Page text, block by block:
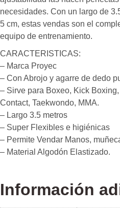
necesidades. Con un largo de
5 cm, estas vendas son el
equipo de entrenamiento.
CARACTERISTICAS:
– Marca Proyec
– Con Abrojo y agarre de dedo
– Sirve para Boxeo, Kick Boxing,
Contact, Taekwondo, MMA.
– Largo 3.5 metros
– Super Flexibles e higiénicas
– Permite Vendar Manos,
– Material Algodón Elastizado.
Información